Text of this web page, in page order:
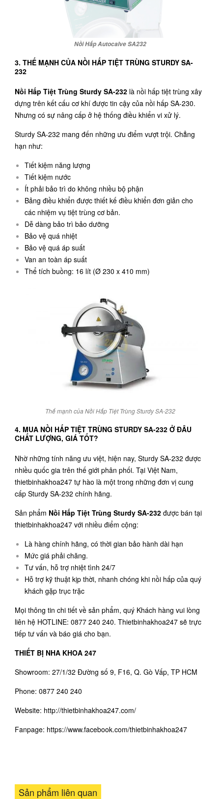
Nồi Hấp Autocalve SA232
3. THẾ MẠNH CỦA NỒI HẤP TIỆT TRÙNG STURDY SA-
232
Nồi Hấp Tiệt Trùng Sturdy SA-232 là nồi hấp tiệt trùng xây
dựng trên kết cấu cơ khí được tin cậy của nồi hấp SA-230.
Nhưng có sự nâng cấp ở hệ thống điều khiển vi xử lý.
Sturdy SA-232 mang đến những ưu điểm vượt trội. Chẳng
hạn như:
Tiết kiệm năng lượng
Tiết kiệm nước
Ít phải bảo trì do không nhiều bộ phận
Bảng điều khiển được thiết kế điều khiển đơn giản cho
các nhiệm vụ tiệt trùng cơ bản.
Dễ dàng bảo trì bảo dưỡng
Bảo vệ quá nhiệt
Bảo vệ quá áp suất
Van an toàn áp suất
Thể tích buồng: 16 lít (Ø 230 x 410 mm)
Thế mạnh của Nồi Hấp Tiệt Trùng Sturdy SA-232
4. MUA NỒI HẤP TIỆT TRÙNG STURDY SA-232 Ở ĐÂU
CHẤT LƯỢNG, GIÁ TỐT?
Nhờ những tính năng ưu việt, hiện nay, Sturdy SA-232 được
nhiều quốc gia trên thế giới phân phối. Tại Việt Nam,
thietbinhakhoa247 tự hào là một trong những đơn vị cung
cấp Sturdy SA-232 chính hãng.
Sản phẩm Nồi Hấp Tiệt Trùng Sturdy SA-232 được bán tại
thietbinhakhoa247 với nhiều điểm cộng:
Là hàng chính hãng, có thời gian bảo hành dài hạn
Mức giá phải chăng.
Tư vấn, hỗ trợ nhiệt tình 24/7
Hỗ trợ kỹ thuật kịp thời, nhanh chóng khi nồi hấp của quý
khách gặp trục trặc
Mọi thông tin chi tiết về sản phẩm, quý Khách hàng vui lòng
liên hệ HOTLINE: 0877 240 240. Thietbinhakhoa247 sẽ trực
tiếp tư vấn và báo giá cho bạn.
THIẾT BỊ NHA KHOA 247
Showroom: 27/1/32 Đường số 9, F16, Q. Gò Vấp, TP HCM
Phone: 0877 240 240
Website: http://thietbinhakhoa247.com/
Fanpage: https://www.facebook.com/thietbinhakhoa247
Sản phẩm liên quan